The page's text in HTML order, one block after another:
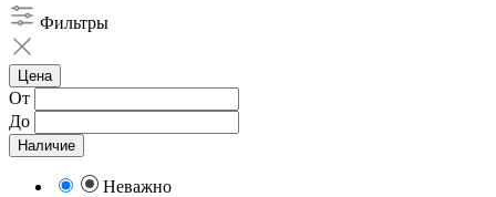
Фильтры
Цена
От
До
Наличие
Неважно